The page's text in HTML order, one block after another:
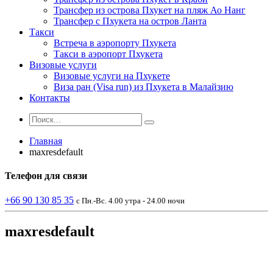
Трансфер из острова Пхукет на пляж Ао Нанг
Трансфер с Пхукета на остров Ланта
Такси
Встреча в аэропорту Пхукета
Такси в аэропорт Пхукета
Визовые услуги
Визовые услуги на Пхукете
Виза ран (Visa run) из Пхукета в Малайзию
Контакты
Главная
maxresdefault
Телефон для связи
+66 90 130 85 35 с Пн.-Вс. 4.00 утра - 24.00 ночи
maxresdefault